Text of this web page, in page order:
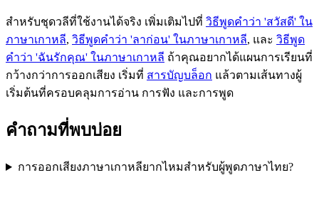
สำหรับชุดวลีที่ใช้งานได้จริง เพิ่มเติมไปที่ วิธีพูดคำว่า 'สวัสดี' ใน
ภาษาเกาหลี, วิธีพูดคำว่า 'ลาก่อน' ในภาษาเกาหลี, และ วิธีพูด
คำว่า 'ฉันรักคุณ' ในภาษาเกาหลี ถ้าคุณอยากได้แผนการเรียนที่
กว้างกว่าการออกเสียง เริ่มที่ สารบัญบล็อก แล้วตามเส้นทางผู้
เริ่มต้นที่ครอบคลุมการอ่าน การฟัง และการพูด
คำถามที่พบบ่อย
การออกเสียงภาษาเกาหลียากไหมสำหรับผู้พูดภาษาไทย?